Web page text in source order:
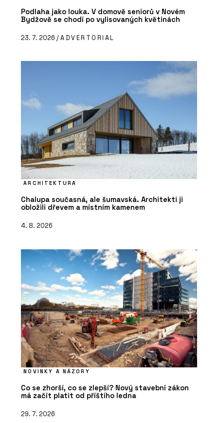
Podlaha jako louka. V domově seniorů v Novém
Bydžově se chodí po vylisovaných květinách
23. 7. 2026 /ADVERTORIAL
ARCHITEKTURA
Chalupa současná, ale šumavská. Architekti ji
obložili dřevem a místním kamenem
4. 8. 2026
NOVINKY A NÁZORY
Co se zhorší, co se zlepší? Nový stavební zákon
má začít platit od příštího ledna
29. 7. 2026